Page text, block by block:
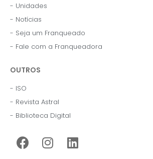
- Unidades
- Notícias
- Seja um Franqueado
- Fale com a Franqueadora
OUTROS
- ISO
- Revista Astral
- Biblioteca Digital